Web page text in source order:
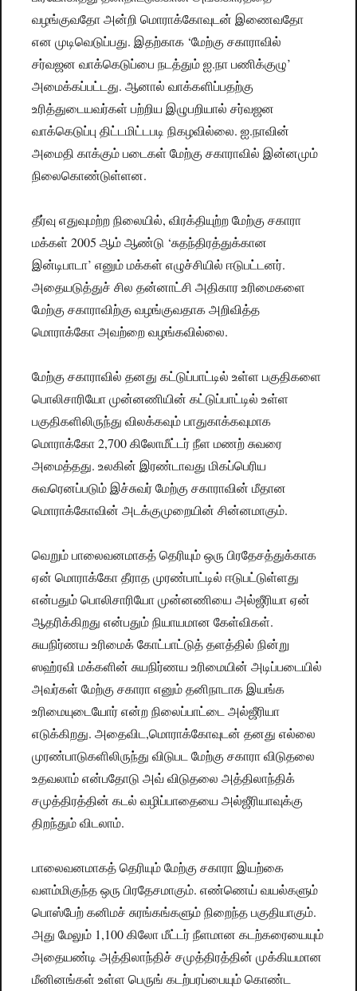
வழங்குவதோ அன்றி மொராக்கோவுடன் இணைவதோ
என முடிவெடுப்பது. இதற்காக ‘மேற்கு சகாராவில்
சர்வஜன வாக்கெடுப்பை நடத்தும் ஐ.நா பணிக்குழு’
அமைக்கப்பட்டது. ஆனால் வாக்களிப்பதற்கு
உரித்துடையவர்கள் பற்றிய இழுபறியால் சர்வஜன
வாக்கெடுப்பு திட்டமிட்டபடி நிகழவில்லை. ஐ.நாவின்
அமைதி காக்கும் படைகள் மேற்கு சகாராவில் இன்னமும்
நிலைகொண்டுள்ளன.
தீர்வு எதுவுமற்ற நிலையில், விரக்தியுற்ற மேற்கு சகாரா
மக்கள் 2005 ஆம் ஆண்டு ‘சுதந்திரத்துக்கான
இன்டிபாடா’ எனும் மக்கள் எழுச்சியில் ஈடுபட்டனர்.
அதையடுத்துச் சில தன்னாட்சி அதிகார உரிமைகளை
மேற்கு சகாராவிற்கு வழங்குவதாக அறிவித்த
மொராக்கோ அவற்றை வழங்கவில்லை.
மேற்கு சகாராவில் தனது கட்டுப்பாட்டில் உள்ள பகுதிகளை
பொலிசாரியோ முன்னணியின் கட்டுப்பாட்டில் உள்ள
பகுதிகளிலிருந்து விலக்கவும் பாதுகாக்கவுமாக
மொராக்கோ 2,700 கிலோமீட்டர் நீள மணற் சுவரை
அமைத்தது. உலகின் இரண்டாவது மிகப்பெரிய
சுவரெனப்படும் இச்சுவர் மேற்கு சகாராவின் மீதான
மொராக்கோவின் அடக்குமுறையின் சின்னமாகும்.
வெறும் பாலைவனமாகத் தெரியும் ஒரு பிரதேசத்துக்காக
ஏன் மொராக்கோ தீராத முரண்பாட்டில் ஈடுபட்டுள்ளது
என்பதும் பொலிசாரியோ முன்னணியை அல்ஜீரியா ஏன்
ஆதரிக்கிறது என்பதும் நியாயமான கேள்விகள்.
சுயநிர்ணய உரிமைக் கோட்பாட்டுத் தளத்தில் நின்று
ஸஹ்ரவி மக்களின் சுயநிர்ணய உரிமையின் அடிப்படையில்
அவர்கள் மேற்கு சகாரா எனும் தனிநாடாக இயங்க
உரிமையுடையோர் என்ற நிலைப்பாட்டை அல்ஜீரியா
எடுக்கிறது. அதைவிட,மொராக்கோவுடன் தனது எல்லை
முரண்பாடுகளிலிருந்து விடுபட மேற்கு சகாரா விடுதலை
உதவலாம் என்பதோடு அவ் விடுதலை அத்திலாந்திக்
சமுத்திரத்தின் கடல் வழிப்பாதையை அல்ஜீரியாவுக்கு
திறந்தும் விடலாம்.
பாலைவனமாகத் தெரியும் மேற்கு சகாரா இயற்கை
வளம்மிகுந்த ஒரு பிரதேசமாகும். எண்ணெய் வயல்களும்
பொஸ்பேற் கனிமச் சுரங்கங்களும் நிறைந்த பகுதியாகும்.
அது மேலும் 1,100 கிலோ மீட்டர் நீளமான கடற்கரையையும்
அதையண்டி அத்திலாந்திச் சமுத்திரத்தின் முக்கியமான
மீனினங்கள் உள்ள பெருங் கடற்பரப்பையும் கொண்ட